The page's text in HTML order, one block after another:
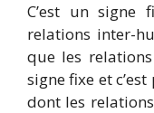
C’est un signe
relations inter-
que les
signe fixe et
dont les